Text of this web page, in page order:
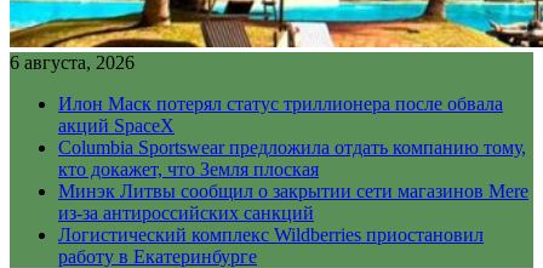
6 августа, 2026
Илон Маск потерял статус триллионера после обвала
акций SpaceX
Columbia Sportswear предложила отдать компанию тому,
кто докажет, что Земля плоская
Минэк Литвы сообщил о закрытии сети магазинов Mere
из-за антироссийских санкций
Логистический комплекс Wildberries приостановил
работу в Екатеринбурге